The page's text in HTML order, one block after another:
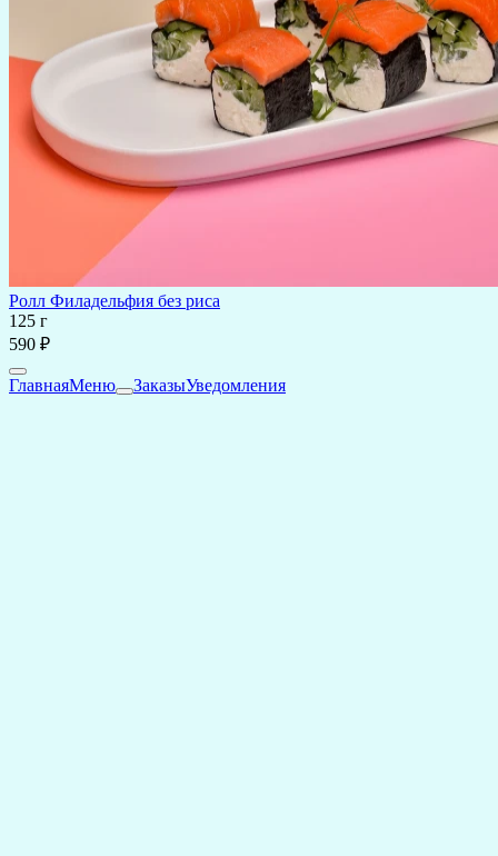
Ролл Филадельфия без риса
125 г
590 ₽
ГлавнаяМеню ЗаказыУведомления